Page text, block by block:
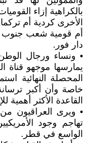
بالكراهية إزاء
الأخرى كردية أم
أم قومية شعب
دار فور.
• ونساء ورجال
يمارسها موجهو قناة
المحصلة النهائية
خاصة وأن أكبر
القاعدة الأكثر أهمية
• ويرى العراقيون من
تهاجم وجود
الواسع في قطر.